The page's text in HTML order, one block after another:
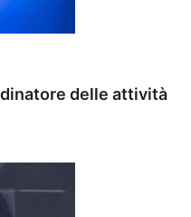
delle attività